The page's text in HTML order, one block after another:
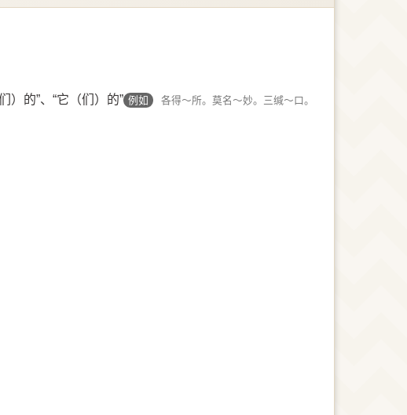
）的”、“它（们）的” 例如 各得～所。莫名～妙。三缄～口。